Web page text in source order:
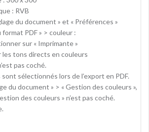
: RVB
du document » et « Préférences »
format PDF » > couleur :
sur « Imprimante »
les tons directs en couleurs
pas coché.
sélectionnés lors de l’export en PDF.
du document » > « Gestion des couleurs »,
des couleurs » n’est pas coché.